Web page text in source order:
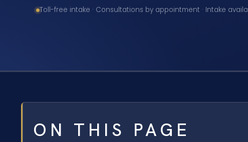
Toll-free intake · Consultations by appointment · Intake
ON THIS PAGE